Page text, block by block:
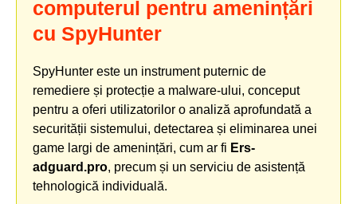
computerul pentru amenințări
cu SpyHunter
SpyHunter este un instrument puternic de
remediere și protecție a malware-ului, conceput
pentru a oferi utilizatorilor o analiză aprofundată a
securității sistemului, detectarea și eliminarea unei
game largi de amenințări, cum ar fi Ers-
adguard.pro, precum și un serviciu de asistență
tehnologică individuală.